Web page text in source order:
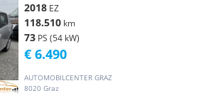
2018 EZ
118.510 km
73 PS (54 kW)
AUTOMOBILCENTER GRAZ
8020 Graz
€ 6.490